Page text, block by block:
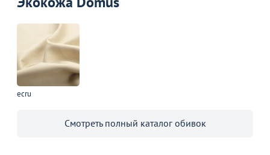
ecru
Смотреть полный каталог обивок